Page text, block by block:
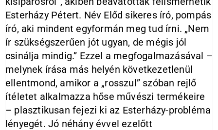
Esterházy Pétert. Név Előd sikeres író, pompás
író, aki mindent egyformán meg tud írni. „Nem
ír szükségszerűen jót ugyan, de mégis jól
csinálja mindig.” Ezzel a megfogalmazásával –
melynek írása más helyén következetlenül
ellentmond, amikor a „rosszul” szóban rejlő
ítéletet alkalmazza hőse művészi termékeire
– plasztikusan fejezi ki az Esterházy-probléma
lényegét. Jó néhány évvel ezelőtt